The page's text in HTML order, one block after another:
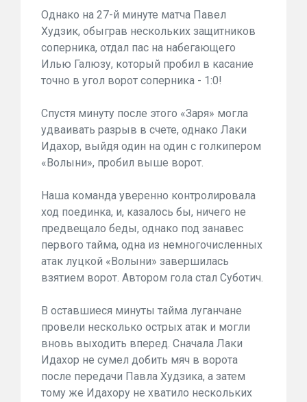
Однако на 27-й минуте матча Павел
Худзик, обыграв нескольких защитников
соперника, отдал пас на набегающего
Илью Галюзу, который пробил в касание
точно в угол ворот соперника - 1:0!
Спустя минуту после этого «Заря» могла
удваивать разрыв в счете, однако Лаки
Идахор, выйдя один на один с голкипером
«Волыни», пробил выше ворот.
Наша команда уверенно контролировала
ход поединка, и, казалось бы, ничего не
предвещало беды, однако под занавес
первого тайма, одна из немногочисленных
атак луцкой «Волыни» завершилась
взятием ворот. Автором гола стал Суботич.
В оставшиеся минуты тайма луганчане
провели несколько острых атак и могли
вновь выходить вперед. Сначала Лаки
Идахор не сумел добить мяч в ворота
после передачи Павла Худзика, а затем
тому же Идахору не хватило нескольких